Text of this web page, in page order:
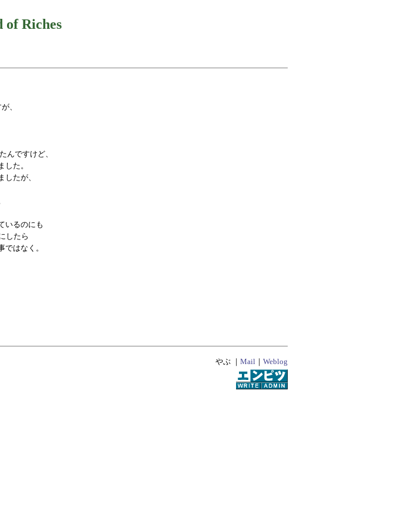
of Riches
、
んですけど、
た。
たが、
いるのにも
したら
はなく。
やぶ ｜ Mail｜ Weblog